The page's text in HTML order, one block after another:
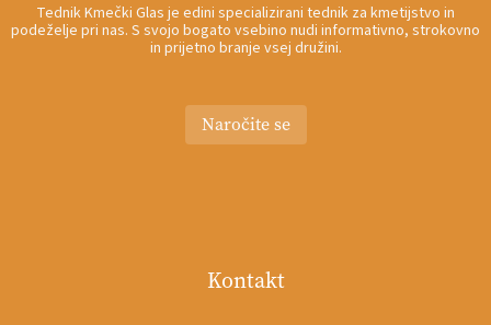
Tednik Kmečki Glas je edini specializirani tednik za kmetijstvo in
podeželje pri nas. S svojo bogato vsebino nudi informativno, strokovno
in prijetno branje vsej družini.
Naročite se
Kontakt